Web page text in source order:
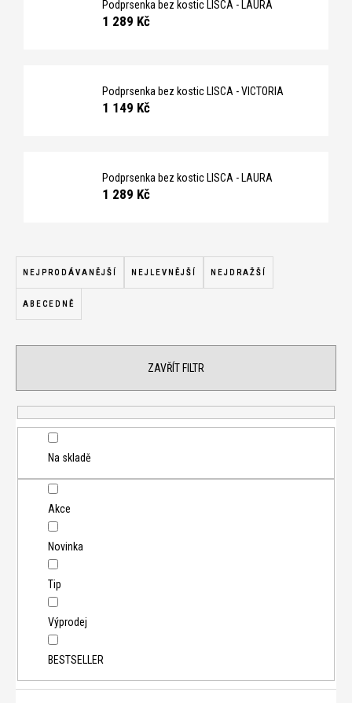
Podprsenka bez kostic LISCA - LAURA
1 289 Kč
Podprsenka bez kostic LISCA - VICTORIA
1 149 Kč
Podprsenka bez kostic LISCA - LAURA
1 289 Kč
Ř
a
z
e
r
o
k
NEJPRODÁVANĚJŠÍ NEJLEVNĚJŠÍ NEJDRAŽŠÍ
ABECEDNĚ
ZAVŘÍT FILTR
Na skladě
Akce
Novinka
Tip
Výprodej
BESTSELLER